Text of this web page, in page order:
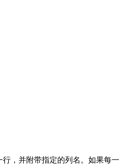
，并附带指定的列名。如果每一